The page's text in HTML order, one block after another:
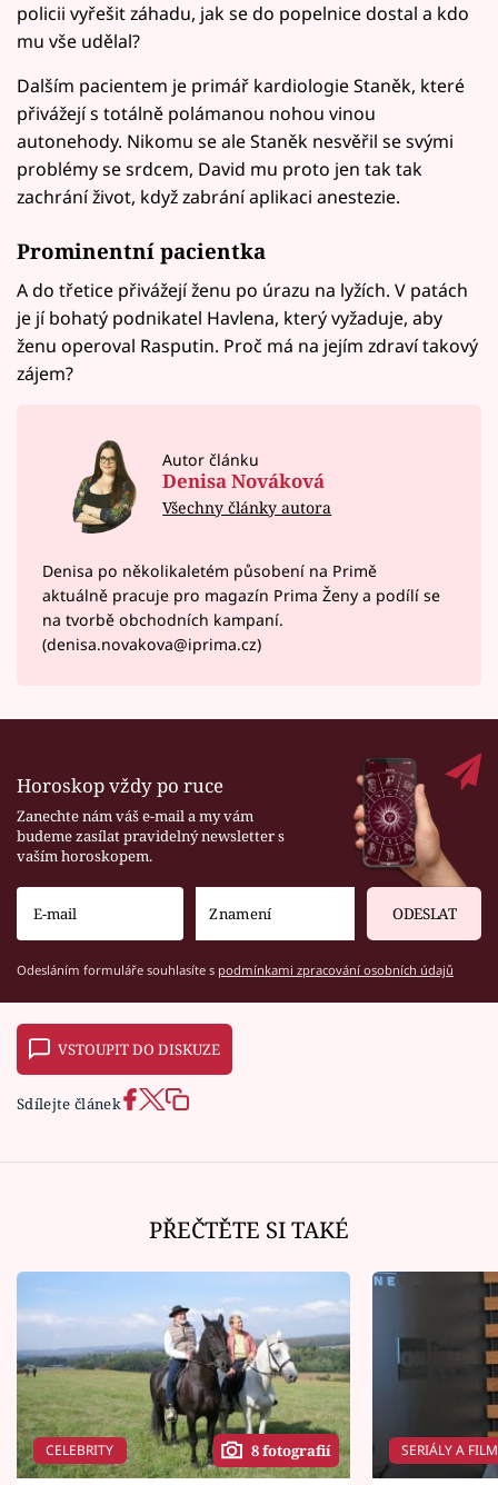
policii vyřešit záhadu, jak se do popelnice dostal a kdo
mu vše udělal?
Dalším pacientem je primář kardiologie Staněk, které
přivážejí s totálně polámanou nohou vinou
autonehody. Nikomu se ale Staněk nesvěřil se svými
problémy se srdcem, David mu proto jen tak tak
zachrání život, když zabrání aplikaci anestezie.
Prominentní pacientka
A do třetice přivážejí ženu po úrazu na lyžích. V patách
je jí bohatý podnikatel Havlena, který vyžaduje, aby
ženu operoval Rasputin. Proč má na jejím zdraví takový
zájem?
Autor článku
Denisa Nováková
Všechny články autora
Denisa po několikaletém působení na Primě
aktuálně pracuje pro magazín Prima Ženy a podílí se
na tvorbě obchodních kampaní.
(denisa.novakova@iprima.cz)
Horoskop vždy po ruce
Zanechte nám váš e-mail a my vám
budeme zasílat pravidelný newsletter s
vaším horoskopem.
ODESLAT
Odesláním formuláře souhlasíte s podmínkami zpracování osobních údajů
VSTOUPIT DO DISKUZE
Sdílejte článek
PŘEČTĚTE SI TAKÉ
CELEBRITY 8 fotografií SERIÁLY A